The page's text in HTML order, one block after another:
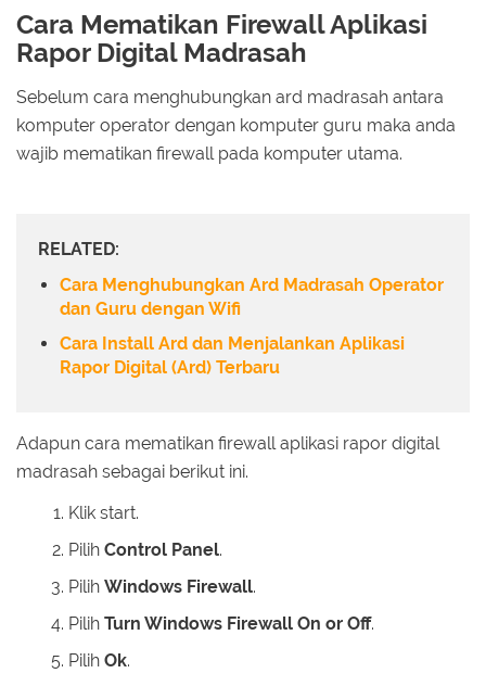
Cara Mematikan Firewall Aplikasi
Rapor Digital Madrasah
Sebelum cara menghubungkan ard madrasah antara
komputer operator dengan komputer guru maka anda
wajib mematikan firewall pada komputer utama.
RELATED:
Cara Menghubungkan Ard Madrasah Operator
dan Guru dengan Wifi
Cara Install Ard dan Menjalankan Aplikasi
Rapor Digital (Ard) Terbaru
Adapun cara mematikan firewall aplikasi rapor digital
madrasah sebagai berikut ini.
Klik start.
Pilih Control Panel.
Pilih Windows Firewall.
Pilih Turn Windows Firewall On or Off.
Pilih Ok.